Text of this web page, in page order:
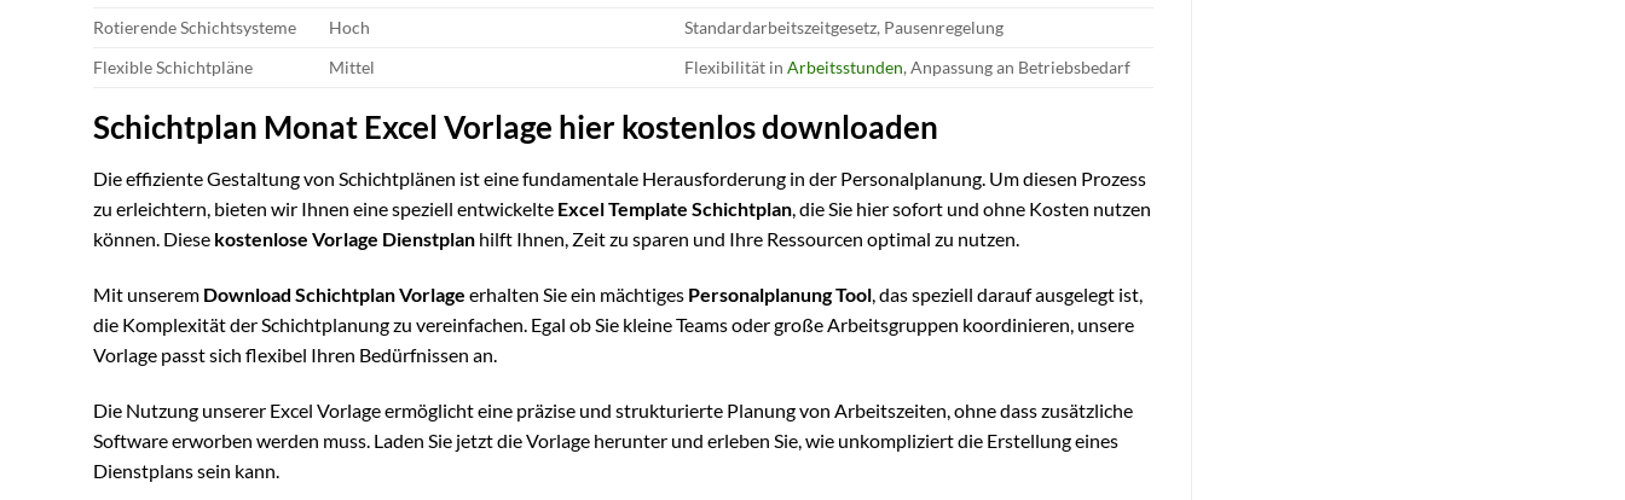
Rotierende Schichtsysteme
Hoch
Standardarbeitszeitgesetz, Pausenregelung
Flexible Schichtpläne
Mittel Flexibilität inArbeitsstunden, Anpassung an Betriebsbedarf
Schichtplan Monat Excel Vorlage hier kostenlos downloaden
Die effiziente Gestaltung von Schichtplänen ist eine fundamentale Herausforderung in der Personalplanung. Um diesen Prozess
zu erleichtern, bieten wir Ihnen eine speziell entwickelte Excel Template Schichtplan, die Sie hier sofort und ohne Kosten nutzen
können. Diese kostenlose Vorlage Dienstplan hilft Ihnen, Zeit zu sparen und Ihre Ressourcen optimal zu nutzen.
Mit unserem Download Schichtplan Vorlage erhalten Sie ein mächtiges Personalplanung Tool, das speziell darauf ausgelegt ist,
die Komplexität der Schichtplanung zu vereinfachen. Egal ob Sie kleine Teams oder große Arbeitsgruppen koordinieren, unsere
Vorlage passt sich flexibel Ihren Bedürfnissen an.
Die Nutzung unserer Excel Vorlage ermöglicht eine präzise und strukturierte Planung von Arbeitszeiten, ohne dass zusätzliche
Software erworben werden muss. Laden Sie jetzt die Vorlage herunter und erleben Sie, wie unkompliziert die Erstellung eines
Dienstplans sein kann.